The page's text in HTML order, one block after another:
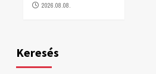
2026.08.08.
Keresés